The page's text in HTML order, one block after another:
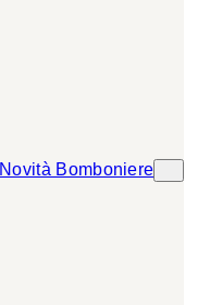
Novità Bomboniere